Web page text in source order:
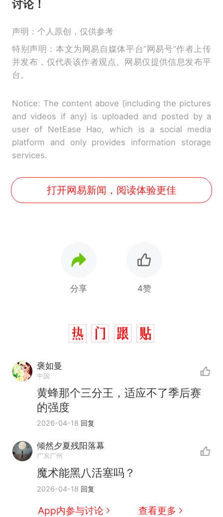
讨论！
声明：个人原创，仅供参考
特别声明：本文为网易自媒体平台“网易号”作者上传
并发布，仅代表该作者观点。网易仅提供信息发布平
台。
Notice: The content above (including the pictures
and videos if any) is uploaded and posted by a
user of NetEase Hao, which is a social media
platform and only provides information storage
services.
打开网易新闻，阅读体验更佳
分享 4赞
褒如曼
中国
黄蜂那个三分王，适应不了季后赛
的强度
2026-04-18 回复
倾然夕夏残阳落幕
广东广州
魔术能黑八活塞吗？
2026-04-18 回复
App内参与讨论 查看更多
那个在床头放菜刀的女孩，
因老师一句“跟我回家”改写了
人生
新
搬家报价570元，搬到楼下
交5060元才肯搬上楼！女子傻
眼了……
费大厨“全国小炒肉大王”称